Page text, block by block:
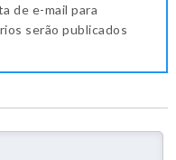
de e-mail para
serão publicados